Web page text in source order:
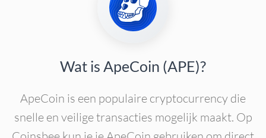
Wat is ApeCoin (APE)?
ApeCoin is een populaire cryptocurrency die
snelle en veilige transacties mogelijk maakt. Op